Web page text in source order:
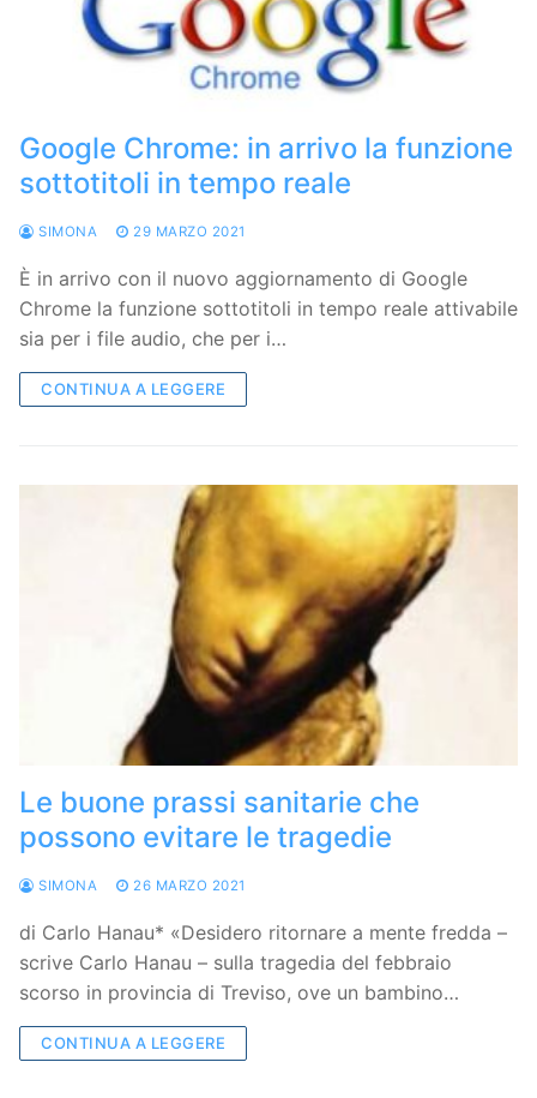
Google Chrome: in arrivo la funzione
sottotitoli in tempo reale
SIMONA 29 MARZO 2021
È in arrivo con il nuovo aggiornamento di Google
Chrome la funzione sottotitoli in tempo reale attivabile
sia per i file audio, che per i…
CONTINUA A LEGGERE
Le buone prassi sanitarie che
possono evitare le tragedie
SIMONA 26 MARZO 2021
di Carlo Hanau* «Desidero ritornare a mente fredda –
scrive Carlo Hanau – sulla tragedia del febbraio
scorso in provincia di Treviso, ove un bambino…
CONTINUA A LEGGERE